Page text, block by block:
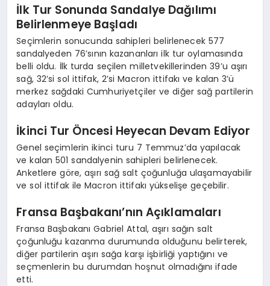
İlk Tur Sonunda Sandalye Dağılımı
Belirlenmeye Başladı
Seçimlerin sonucunda sahipleri belirlenecek 577
sandalyeden 76’sının kazananları ilk tur oylamasında
belli oldu. İlk turda seçilen milletvekillerinden 39’u aşırı
sağ, 32’si sol ittifak, 2’si Macron ittifakı ve kalan 3’ü
merkez sağdaki Cumhuriyetçiler ve diğer sağ partilerin
adayları oldu.
İkinci Tur Öncesi Heyecan Devam Ediyor
Genel seçimlerin ikinci turu 7 Temmuz’da yapılacak
ve kalan 501 sandalyenin sahipleri belirlenecek.
Anketlere göre, aşırı sağ salt çoğunluğa ulaşamayabilir
ve sol ittifak ile Macron ittifakı yükselişe geçebilir.
Fransa Başbakanı’nın Açıklamaları
Fransa Başbakanı Gabriel Attal, aşırı sağın salt
çoğunluğu kazanma durumunda olduğunu belirterek,
diğer partilerin aşırı sağa karşı işbirliği yaptığını ve
seçmenlerin bu durumdan hoşnut olmadığını ifade
etti.